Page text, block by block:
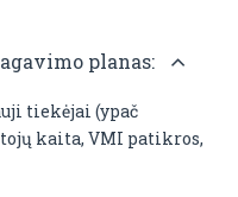
planas:
tiekėjai (ypač
kaita, VMI patikros,